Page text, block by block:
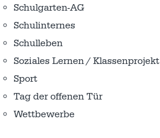
Schulgarten-AG
Schulinternes
Schulleben
Soziales Lernen / Klassenprojekt
Sport
Tag der offenen Tür
Wettbewerbe